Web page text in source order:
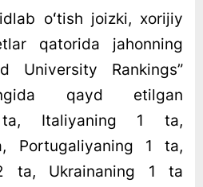
oʻtish joizki, xorijiy
qatorida jahonning
University Rankings”
qayd etilgan
ta, Italiyaning 1 ta,
Portugaliyaning 1 ta,
2 ta, Ukrainaning 1 ta